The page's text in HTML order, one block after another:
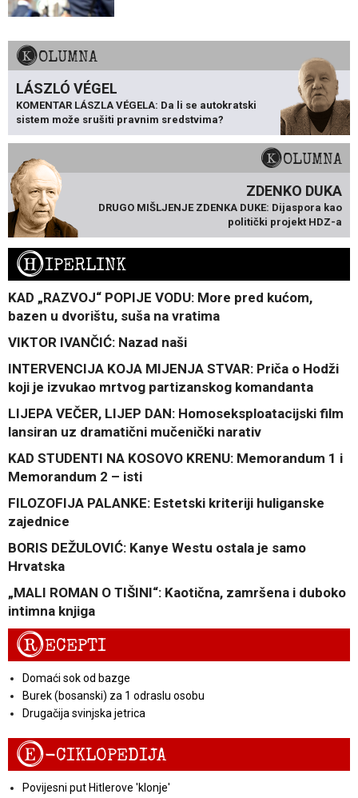
KOLUMNA
LÁSZLÓ VÉGEL
KOMENTAR LÁSZLA VÉGELA: Da li se autokratski
sistem može srušiti pravnim sredstvima?
KOLUMNA
ZDENKO DUKA
DRUGO MIŠLJENJE ZDENKA DUKE: Dijaspora kao
politički projekt HDZ-a
HIPERLINK
KAD „RAZVOJ“ POPIJE VODU: More pred kućom,
bazen u dvorištu, suša na vratima
VIKTOR IVANČIĆ: Nazad naši
INTERVENCIJA KOJA MIJENJA STVAR: Priča o Hodži
koji je izvukao mrtvog partizanskog komandanta
LIJEPA VEČER, LIJEP DAN: Homoseksploatacijski film
lansiran uz dramatični mučenički narativ
KAD STUDENTI NA KOSOVO KRENU: Memorandum 1 i
Memorandum 2 – isti
FILOZOFIJA PALANKE: Estetski kriteriji huliganske
zajednice
BORIS DEŽULOVIĆ: Kanye Westu ostala je samo
Hrvatska
„MALI ROMAN O TIŠINI“: Kaotična, zamršena i duboko
intimna knjiga
RECEPTI
Domaći sok od bazge
Burek (bosanski) za 1 odraslu osobu
Drugačija svinjska jetrica
E-CIKLOPEDIJA
Povijesni put Hitlerove 'klonje'